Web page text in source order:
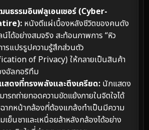
ธรรมอินฟลูเอนเซอร์ (Cyber-
หนังตีแผ่เบื้องหลังชีวิตของคนดัง
ได้อย่างสมจริง สะท้อนภาพการ “หิว
ารแปรรูปความรู้สึกส่วนตัว
of Privacy) ให้กลายเป็นสินค้า
อัลกอริทึม
สดงที่ทรงพลังและตึงเครียด: นักแสดง
รถถ่ายทอดความขัดแย้งภายในจิตใจได้
ากหน้ากล้องที่ต้องแกล้งทำเป็นมีความ
ย็นชาและเหนื่อยล้าหลังกล้องได้อย่าง